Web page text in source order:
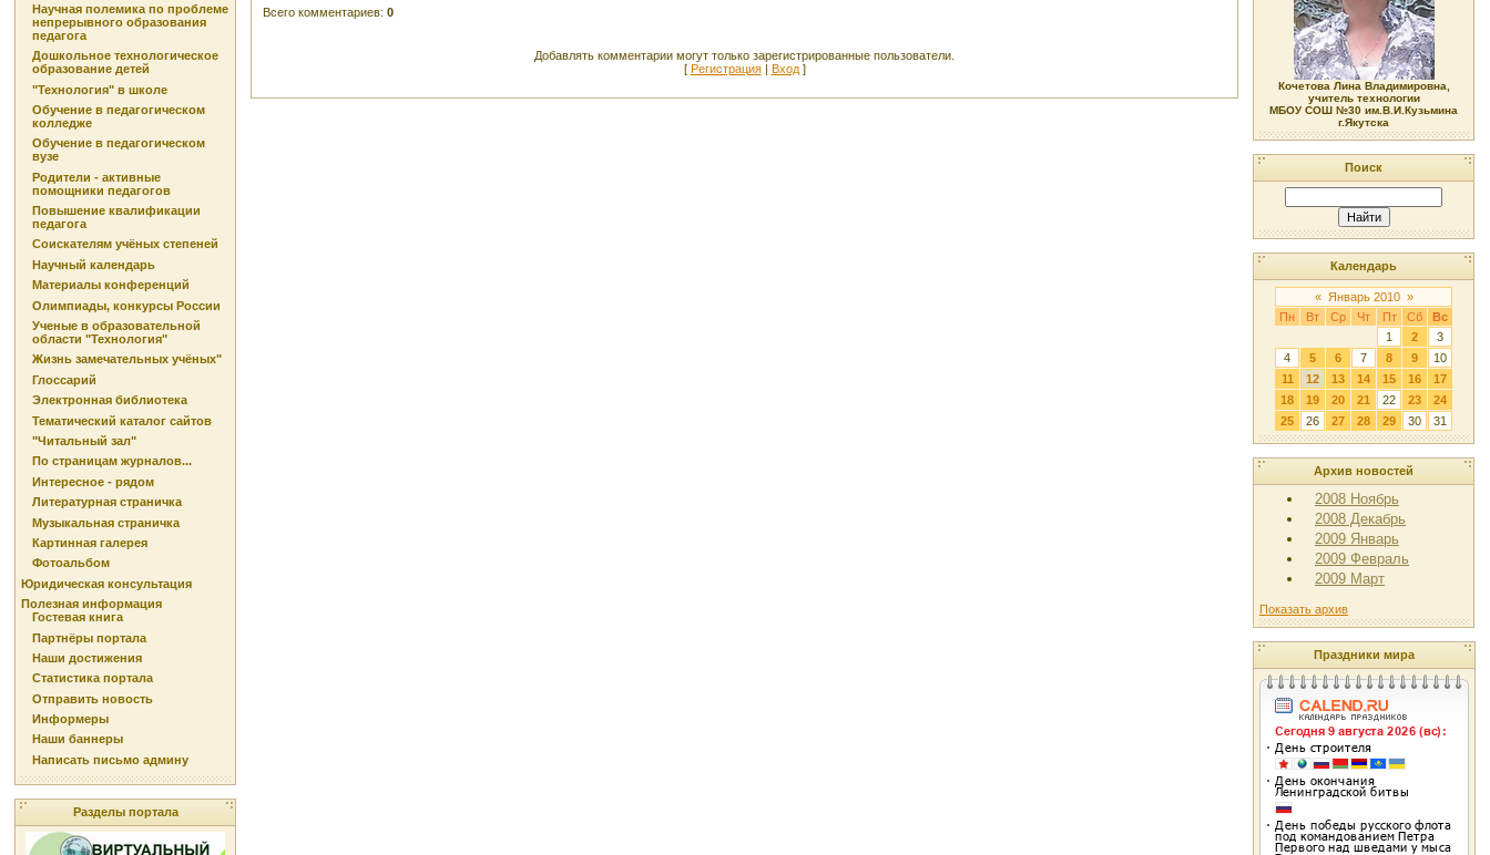
Научная полемика по проблеме
непрерывного образования
педагога
Дошкольное технологическое
образование детей
"Технология" в школе
Обучение в педагогическом
колледже
Обучение в педагогическом
вузе
Родители - активные
помощники педагогов
Повышение квалификации
педагога
Соискателям учёных степеней
Научный календарь
Материалы конференций
Олимпиады, конкурсы России
Ученые в образовательной
области "Технология"
Жизнь замечательных учёных"
Глоссарий
Электронная библиотека
Тематический каталог сайтов
"Читальный зал"
По страницам журналов...
Интересное - рядом
Литературная страничка
Музыкальная страничка
Картинная галерея
Фотоальбом
Юридическая консультация
Полезная информация
Гостевая книга
Партнёры портала
Наши достижения
Статистика портала
Отправить новость
Информеры
Наши баннеры
Написать письмо админу
Разделы портала
Всего комментариев: 0
Добавлять комментарии могут только зарегистрированные пользователи.
[ Регистрация| Вход]
Кочетова Лина Владимировна,
учитель технологии
МБОУ СОШ №30 им.В.И.Кузьмина
г.Якутска
Поиск
Календарь
« Январь 2010 »
Пн
Вт Ср Чт Пт Сб
Вс
1
2
3
4
5 6 7 8 9
10
11
12 13 14 15 16
17
18
19 20 21 22 23
24
25
26 27 28 29 30 31
Архив новостей
2008 Ноябрь
2008 Декабрь
2009 Январь
2009 Февраль
2009 Март
Показать архив
Праздники мира